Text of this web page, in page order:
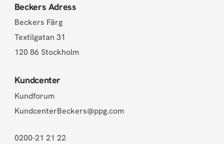
Beckers Adress
Beckers Färg
Textilgatan 31
120 86 Stockholm
Kundcenter
Kundforum
KundcenterBeckers@ppg.com
0200-21 21 22